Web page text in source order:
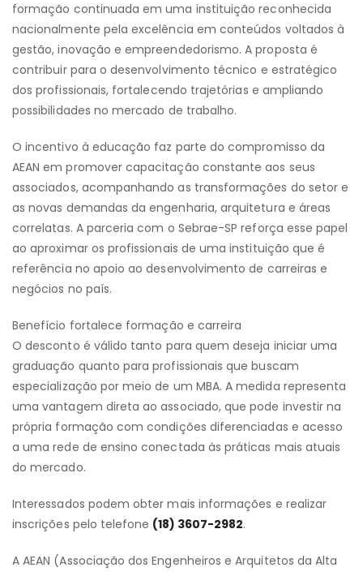
formação continuada em uma instituição reconhecida
nacionalmente pela excelência em conteúdos voltados à
gestão, inovação e empreendedorismo. A proposta é
contribuir para o desenvolvimento técnico e estratégico
dos profissionais, fortalecendo trajetórias e ampliando
possibilidades no mercado de trabalho.
O incentivo à educação faz parte do compromisso da
AEAN em promover capacitação constante aos seus
associados, acompanhando as transformações do setor e
as novas demandas da engenharia, arquitetura e áreas
correlatas. A parceria com o Sebrae-SP reforça esse papel
ao aproximar os profissionais de uma instituição que é
referência no apoio ao desenvolvimento de carreiras e
negócios no país.
Benefício fortalece formação e carreira
O desconto é válido tanto para quem deseja iniciar uma
graduação quanto para profissionais que buscam
especialização por meio de um MBA. A medida representa
uma vantagem direta ao associado, que pode investir na
própria formação com condições diferenciadas e acesso
a uma rede de ensino conectada às práticas mais atuais
do mercado.
Interessados podem obter mais informações e realizar
inscrições pelo telefone (18) 3607-2982.
A AEAN (Associação dos Engenheiros e Arquitetos da Alta